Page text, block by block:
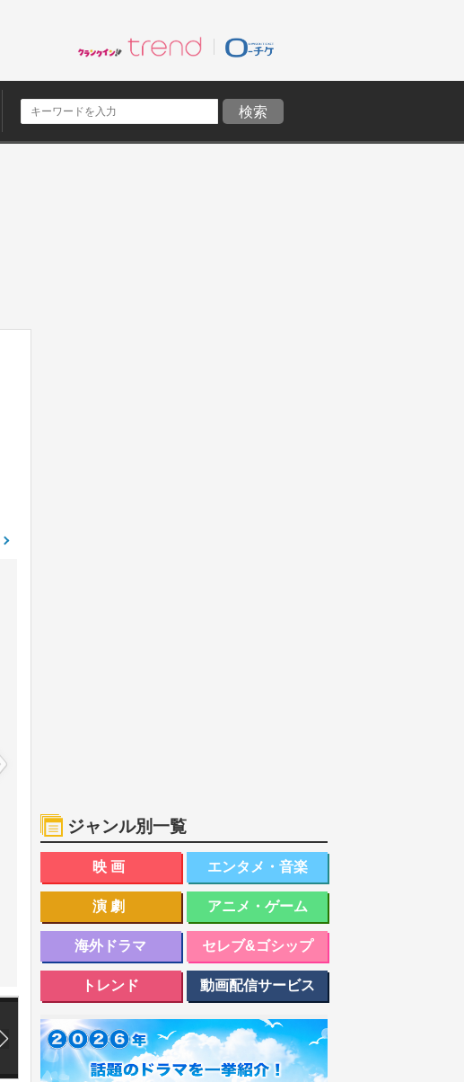
ジャンル別一覧
映画 エンタメ・音楽
演劇 アニメ・ゲーム
海外ドラマ セレブ&ゴシップ
トレンド 動画配信サービス